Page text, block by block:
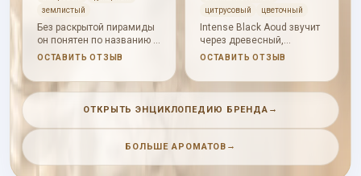
землистый
Без раскрытой пирамиды
он понятен по названию и
аккордам: темный
дымом, удом и теплой
базой.
ОСТАВИТЬ ОТЗЫВ
цитрусовый
цветочный
Intense Black Aoud звучит
через древесный,
розовый, теплопряный и
темной глубиной.
ОСТАВИТЬ ОТЗЫВ
ОТКРЫТЬ ЭНЦИКЛОПЕДИЮ БРЕНДА →
БОЛЬШЕ АРОМАТОВ →